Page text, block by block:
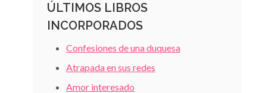
ÚLTIMOS LIBROS
INCORPORADOS
Confesiones de una duquesa
Atrapada en sus redes
Amor interesado